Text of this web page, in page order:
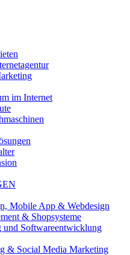
im Internet
Mobile App & Webdesign
& Shopsysteme
und Softwareentwicklung
& Social Media Marketing